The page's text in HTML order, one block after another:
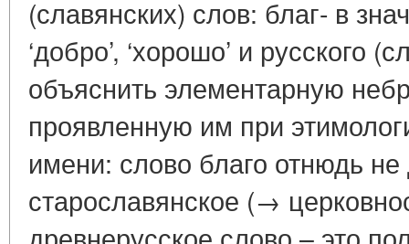
(славянских) слов: благ- в
‘добро’, ‘хорошо’ и русского
объяснить элементарную
проявленную им при
имени: слово благо отнюдь
старославянское (→